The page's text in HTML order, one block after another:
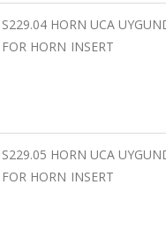
S229.04 HORN UCA
FOR HORN INSERT
S229.05 HORN UCA
FOR HORN INSERT